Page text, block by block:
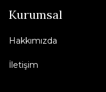
Kurumsal
Hakkımızda
İletişim